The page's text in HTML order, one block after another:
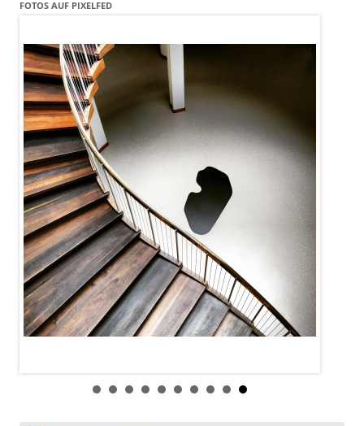
FOTOS AUF PIXELFED